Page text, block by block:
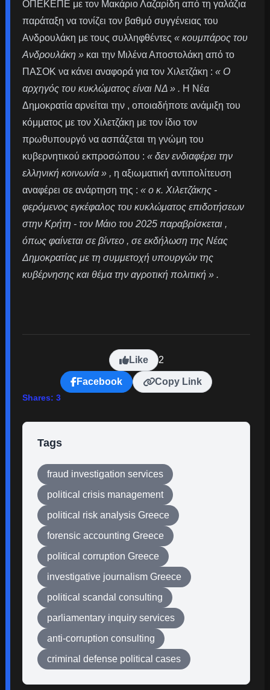
ΟΠΕΚΕΠΕ με τον Μακάριο Λαζαρίδη από τη γαλάζια
παράταξη να τονίζει τον βαθμό συγγένειας του
Ανδρουλάκη με τους συλληφθέντες « κουμπάρος του
Ανδρουλάκη » και την Μιλένα Αποστολάκη από το
ΠΑΣΟΚ να κάνει αναφορά για τον Χιλετζάκη : « Ο
αρχηγός του κυκλώματος είναι ΝΔ » . Η Νέα
Δημοκρατία αρνείται την , οποιαδήποτε ανάμιξη του
κόμματος με τον Χιλετζάκη με τον ίδιο τον
πρωθυπουργό να ασπάζεται τη γνώμη του
κυβερνητικού εκπροσώπου : « δεν ενδιαφέρει την
ελληνική κοινωνία » , η αξιωματική αντιπολίτευση
αναφέρει σε ανάρτηση της : « ο κ. Χιλετζάκης -
φερόμενος εγκέφαλος του κυκλώματος επιδοτήσεων
στην Κρήτη - τον Μάιο του 2025 παραβρίσκεται ,
όπως φαίνεται σε βίντεο , σε εκδήλωση της Νέας
Δημοκρατίας με τη συμμετοχή υπουργών της
κυβέρνησης και θέμα την αγροτική πολιτική » .
Like 2
Facebook Copy Link
Shares: 3
Tags
fraud investigation services
political crisis management
political risk analysis Greece
forensic accounting Greece
political corruption Greece
investigative journalism Greece
political scandal consulting
parliamentary inquiry services
anti-corruption consulting
criminal defense political cases